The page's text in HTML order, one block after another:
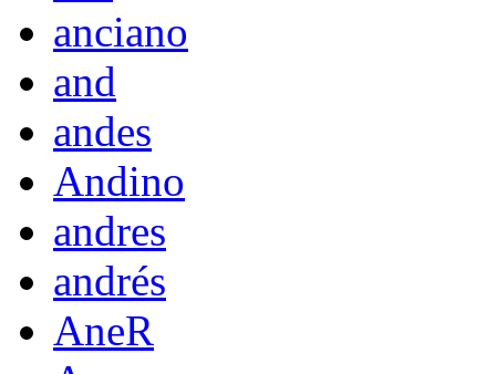
anciano
and
andes
Andino
andres
andrés
AneR